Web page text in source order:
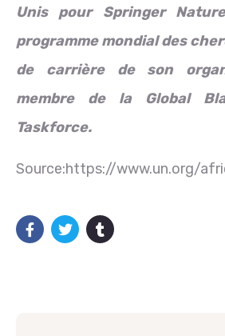
Unis pour Springer
programme mondial des
de carrière de son
membre de la Global
Taskforce.
Source:https://www.un.org/